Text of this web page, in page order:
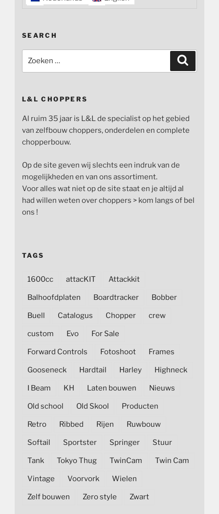
SEARCH
naar:
L&L CHOPPERS
Al ruim 35 jaar is L&L de specialist op het gebied
van zelfbouw choppers, onderdelen en complete
chopperbouw.
Op de site geven wij slechts een indruk van de
mogelijkheden en van ons assortiment.
Voor alles wat niet op de site staat en je altijd al
had willen weten over choppers > kom langs of bel
ons !
TAGS
1600cc attacKIT Attackkit
Balhoofdplaten Boardtracker Bobber
Buell Catalogus Chopper crew
custom Evo For Sale
Forward Controls Fotoshoot Frames
Gooseneck Hardtail Harley Highneck
I Beam KH Laten bouwen Nieuws
Old school Old Skool Producten
Retro Ribbed Rijen Ruwbouw
Softail Sportster Springer Stuur
Tank Tokyo Thug TwinCam Twin Cam
Vintage Voorvork Wielen
Zelf bouwen Zero style Zwart